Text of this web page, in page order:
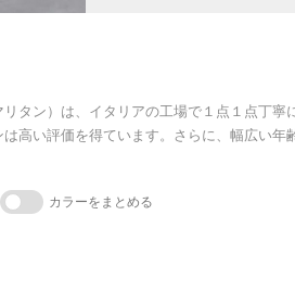
タン）は、イタリアの工場で１点１点丁
高い評価を得ています。さらに、幅広い年
カラーをまとめる